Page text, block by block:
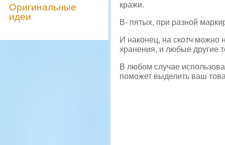
Оригинальные
идеи
кражи.
В- пятых, при разной
И наконец, на скотч можно
хранения, и любые другие
В любом случае
поможет выделить ваш